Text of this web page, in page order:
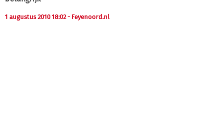
1 augustus 2010 18:02- Feyenoord.nl